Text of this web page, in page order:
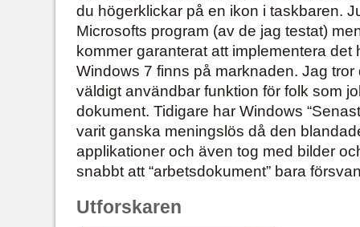
du högerklickar på en ikon i taskbaren.
Microsofts program (av de jag testat)
kommer garanterat att implementera det
Windows 7 finns på marknaden. Jag
väldigt användbar funktion för folk som
dokument. Tidigare har Windows
varit ganska meningslös då den
applikationer och även tog med bilder
snabbt att “arbetsdokument” bara
Utforskaren